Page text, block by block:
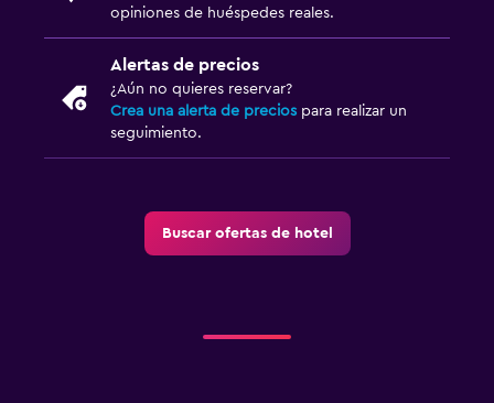
opiniones de huéspedes reales.
Alertas de precios
¿Aún no quieres reservar?
Crea una alerta de precios para realizar un
seguimiento.
Buscar ofertas de hotel